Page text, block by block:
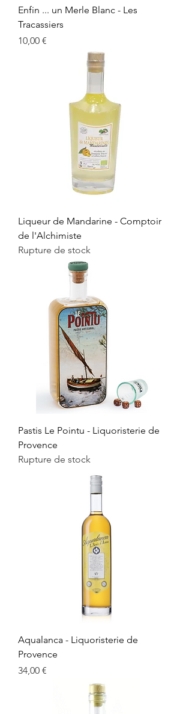
Enfin ... un Merle Blanc - Les
Tracassiers
Prix
10,00 €
Liqueur de Mandarine - Comptoir
de l'Alchimiste
Rupture de stock
Pastis Le Pointu - Liquoristerie de
Provence
Rupture de stock
Aqualanca - Liquoristerie de
Provence
Prix
34,00 €